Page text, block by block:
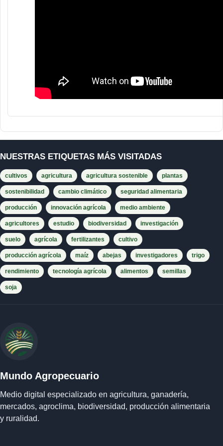
NUESTRAS ETIQUETAS MÁS VISITADAS
cultivos agricultura agricultura sostenible plantas
sostenibilidad cambio climático seguridad alimentaria
producción innovación agrícola medio ambiente
agricultores estudio biodiversidad investigación
suelo agrícola fertilizantes cultivo
producción agrícola maíz abejas investigadores trigo
rendimiento tecnología agrícola alimentos semillas
soja
Mundo Agropecuario
Medio digital especializado en agricultura, ganadería,
mercados, agroclima, biodiversidad, producción alimentaria
y ruralidad.